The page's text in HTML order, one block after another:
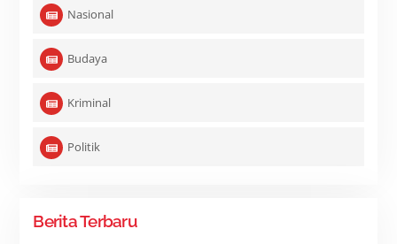
Nasional
Budaya
Kriminal
Politik
Berita Terbaru